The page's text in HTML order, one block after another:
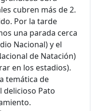
cubren más de 2.
Por la tarde
una parada cerca
Nacional) y el
de Natación)
en los estadios).
temática de
delicioso Pato